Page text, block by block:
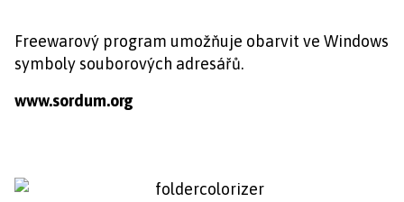
Freewarový program umožňuje obarvit ve Windows
symboly souborových adresářů.
www.sordum.org